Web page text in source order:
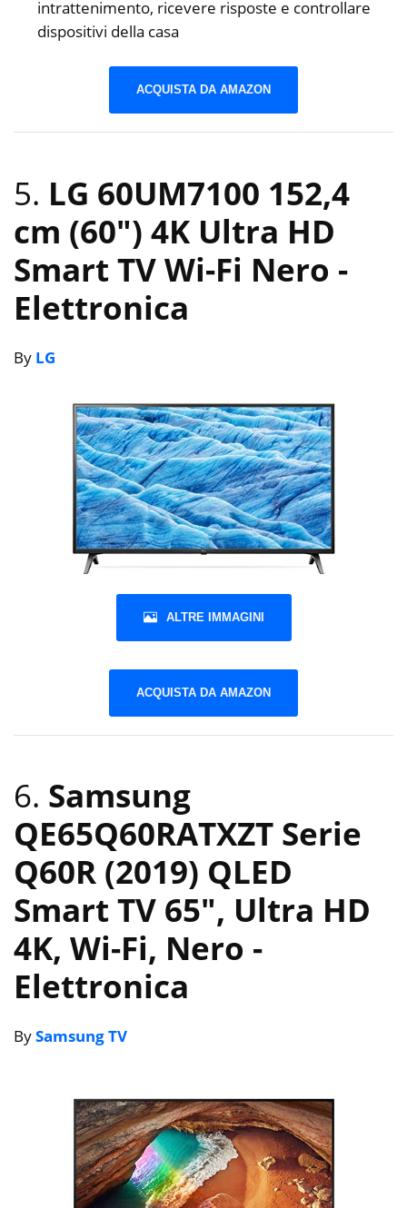
intrattenimento, ricevere risposte e controllare
dispositivi della casa
ACQUISTA DA AMAZON
5. LG 60UM7100 152,4
cm (60″) 4K Ultra HD
Smart TV Wi-Fi Nero -
Elettronica
By LG
ALTRE IMMAGINI
ACQUISTA DA AMAZON
6. Samsung
QE65Q60RATXZT Serie
Q60R (2019) QLED
Smart TV 65″, Ultra HD
4K, Wi-Fi, Nero -
Elettronica
BySamsung TV